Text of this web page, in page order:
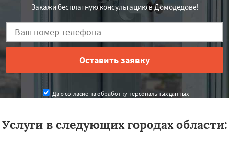
Закажи бесплатную консультацию в Домодедове!
Даю согласие на обработку персональных данных
Услуги в следующих городах области: